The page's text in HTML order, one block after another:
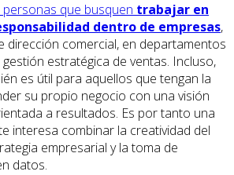
que busquen trabajar en
dentro de empresas,
dirección comercial, en departamentos
estratégica de ventas. Incluso,
es útil para aquellos que tengan la
su propio negocio con una visión
a resultados. Es por tanto una
interesa combinar la creatividad del
empresarial y la toma de
datos.